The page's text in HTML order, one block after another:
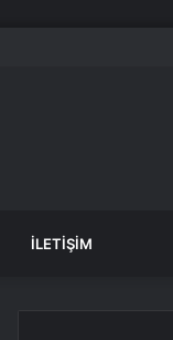
İLETIŞIM